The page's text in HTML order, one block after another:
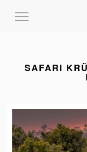
MENÜ
SAFARI